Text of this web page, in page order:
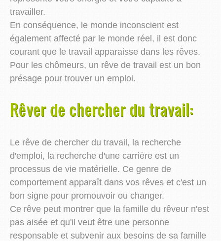
travailler.
En conséquence, le monde inconscient est
également affecté par le monde réel, il est donc
courant que le travail apparaisse dans les rêves.
Pour les chômeurs, un rêve de travail est un bon
présage pour trouver un emploi.
Rêver de chercher du travail:
Le rêve de chercher du travail, la recherche
d'emploi, la recherche d'une carrière est un
processus de vie matérielle. Ce genre de
comportement apparaît dans vos rêves et c'est un
bon signe pour promouvoir ou changer.
Ce rêve peut montrer que la famille du rêveur n'est
pas aisée et qu'il veut être une personne
responsable et subvenir aux besoins de sa famille